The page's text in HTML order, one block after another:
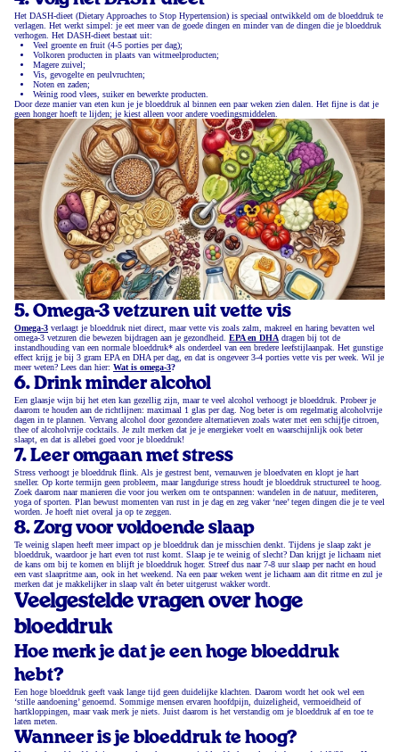
Het DASH-dieet (Dietary Approaches to Stop Hypertension) is speciaal ontwikkeld om de bloeddruk te
verlagen. Het werkt simpel: je eet meer van de goede dingen en minder van de dingen die je bloeddruk
verhogen. Het DASH-dieet bestaat uit:
Veel groente en fruit (4-5 porties per dag);
Volkoren producten in plaats van witmeelproducten;
Magere zuivel;
Vis, gevogelte en peulvruchten;
Noten en zaden;
Weinig rood vlees, suiker en bewerkte producten.
Door deze manier van eten kun je je bloeddruk al binnen een paar weken zien dalen. Het fijne is dat je
geen honger hoeft te lijden; je kiest alleen voor andere voedingsmiddelen.
5. Omega-3 vetzuren uit vette vis
Omega-3 verlaagt je bloeddruk niet direct, maar vette vis zoals zalm, makreel en haring bevatten wel
omega-3 vetzuren die bewezen bijdragen aan je gezondheid. EPA en DHA dragen bij tot de
instandhouding van een normale bloeddruk* als onderdeel van een bredere leefstijlaanpak. Het gunstige
effect krijg je bij 3 gram EPA en DHA per dag, en dat is ongeveer 3-4 porties vette vis per week. Wil je
meer weten? Lees dan hier: Wat is omega-3?
6. Drink minder alcohol
Een glaasje wijn bij het eten kan gezellig zijn, maar te veel alcohol verhoogt je bloeddruk. Probeer je
daarom te houden aan de richtlijnen: maximaal 1 glas per dag. Nog beter is om regelmatig alcoholvrije
dagen in te plannen. Vervang alcohol door gezondere alternatieven zoals water met een schijfje citroen,
thee of alcoholvrije cocktails. Je zult merken dat je je energieker voelt en waarschijnlijk ook beter
slaapt, en dat is allebei goed voor je bloeddruk!
7. Leer omgaan met stress
Stress verhoogt je bloeddruk flink. Als je gestrest bent, vernauwen je bloedvaten en klopt je hart
sneller. Op korte termijn geen probleem, maar langdurige stress houdt je bloeddruk structureel te hoog.
Zoek daarom naar manieren die voor jou werken om te ontspannen: wandelen in de natuur, mediteren,
yoga of sporten. Plan bewust momenten van rust in je dag en zeg vaker ‘nee’ tegen dingen die je te veel
worden. Je hoeft niet overal ja op te zeggen.
8. Zorg voor voldoende slaap
Te weinig slapen heeft meer impact op je bloeddruk dan je misschien denkt. Tijdens je slaap zakt je
bloeddruk, waardoor je hart even tot rust komt. Slaap je te weinig of slecht? Dan krijgt je lichaam niet
de kans om bij te komen en blijft je bloeddruk hoger. Streef dus naar 7-8 uur slaap per nacht en houd
een vast slaapritme aan, ook in het weekend. Na een paar weken went je lichaam aan dit ritme en zul je
merken dat je makkelijker in slaap valt én beter uitgerust wakker wordt.
Veelgestelde vragen over hoge
bloeddruk
Hoe merk je dat je een hoge bloeddruk
hebt?
Een hoge bloeddruk geeft vaak lange tijd geen duidelijke klachten. Daarom wordt het ook wel een
‘stille aandoening’ genoemd. Sommige mensen ervaren hoofdpijn, duizeligheid, vermoeidheid of
hartkloppingen, maar vaak merk je niets. Juist daarom is het verstandig om je bloeddruk af en toe te
laten meten.
Wanneer is je bloeddruk te hoog?